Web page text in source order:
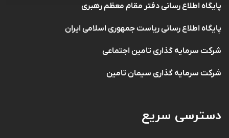
پایگاه اطلاع رسانی دفتر مقام معظم رهبری
پایگاه اطلاع رسانی ریاست جمهوری اسلامی ایران
شرکت سرمایه گذاری تامین اجتماعی
شرکت سرمایه گذاری سیمان تامین
دسترسی سریع